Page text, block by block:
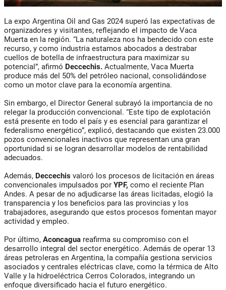
La expo Argentina Oil and Gas 2024 superó las expectativas de
organizadores y visitantes, reflejando el impacto de Vaca
Muerta en la región. “La naturaleza nos ha bendecido con este
recurso, y como industria estamos abocados a destrabar
cuellos de botella de infraestructura para maximizar su
potencial”, afirmó Deccechis. Actualmente, Vaca Muerta
produce más del 50% del petróleo nacional, consolidándose
como un motor clave para la economía argentina.
Sin embargo, el Director General subrayó la importancia de no
relegar la producción convencional. “Este tipo de explotación
está presente en todo el país y es esencial para garantizar el
federalismo energético”, explicó, destacando que existen 23.000
pozos convencionales inactivos que representan una gran
oportunidad si se logran desarrollar modelos de rentabilidad
adecuados.
Además, Deccechis valoró los procesos de licitación en áreas
convencionales impulsados por YPF, como el reciente Plan
Andes. A pesar de no adjudicarse las áreas licitadas, elogió la
transparencia y los beneficios para las provincias y los
trabajadores, asegurando que estos procesos fomentan mayor
actividad y empleo.
Por último, Aconcagua reafirma su compromiso con el
desarrollo integral del sector energético. Además de operar 13
áreas petroleras en Argentina, la compañía gestiona servicios
asociados y centrales eléctricas clave, como la térmica de Alto
Valle y la hidroeléctrica Cerros Colorados, integrando un
enfoque diversificado hacia el futuro energético.